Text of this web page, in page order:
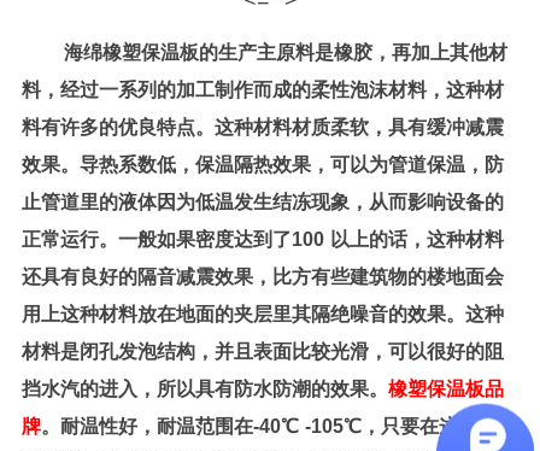
海绵橡塑保温板的生产主原料是橡胶，再加上其他材
料，经过一系列的加工制作而成的柔性泡沫材料，这种材
料有许多的优良特点。这种材料材质柔软，具有缓冲减震
效果。导热系数低，保温隔热效果，可以为管道保温，防
止管道里的液体因为低温发生结冻现象，从而影响设备的
正常运行。一般如果密度达到了100 以上的话，这种材料
还具有良好的隔音减震效果，比方有些建筑物的楼地面会
用上这种材料放在地面的夹层里其隔绝噪音的效果。这种
材料是闭孔发泡结构，并且表面比较光滑，可以很好的阻
挡水汽的进入，所以具有防水防潮的效果。 橡塑保温板品
牌。耐温性好，耐温范围在-40℃ -105℃，只要在这个气温